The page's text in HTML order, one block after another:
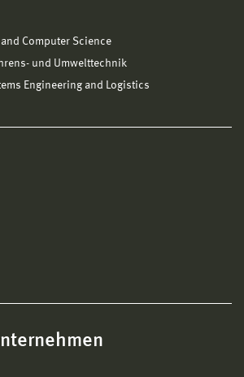
Computer Science
und Umwelttechnik
Engineering and Logistics